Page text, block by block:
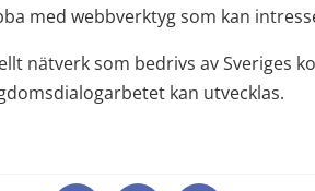
med webbverktyg som kan
nätverk som bedrivs av Sveriges
kan utvecklas.